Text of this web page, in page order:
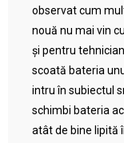
observat cum
nouă nu mai vin
și pentru
scoată bateria
intru în subiectul
schimbi bateria
atât de bine lipită